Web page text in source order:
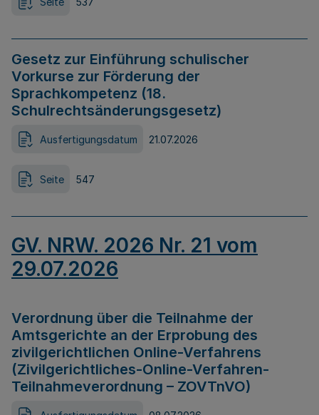
Gesetz zur Einführung schulischer
Vorkurse zur Förderung der
Sprachkompetenz (18.
Schulrechtsänderungsgesetz)
Ausfertigungsdatum 21.07.2026
Seite 547
GV. NRW. 2026 Nr. 21 vom
29.07.2026
Verordnung über die Teilnahme der
Amtsgerichte an der Erprobung des
zivilgerichtlichen Online-Verfahrens
(Zivilgerichtliches-Online-Verfahren-
Teilnahmeverordnung – ZOVTnVO)